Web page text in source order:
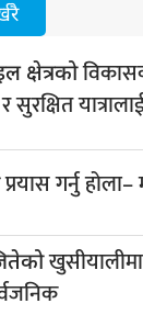
क्षेत्रको
प्रयास गर्नु